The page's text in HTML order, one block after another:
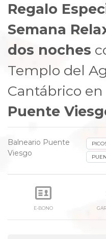
Regalo
Semana
dos noches
Templo del
Cantábrico en
Puente
Balneario Puente
Viesgo
E-BONO